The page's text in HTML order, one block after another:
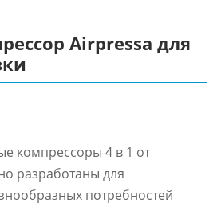
Airpressa для
компрессоры 4 в 1 от
разработаны для
потребностей